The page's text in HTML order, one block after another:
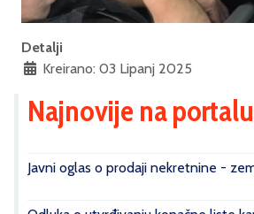
Detalji
Kreirano: 03 Lipanj 2025
Najnovije na portalu
Javni oglas o prodaji nekretnine -